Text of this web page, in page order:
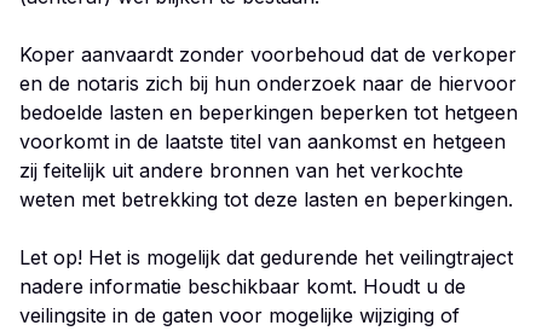
Koper aanvaardt zonder voorbehoud dat de verkoper
en de notaris zich bij hun onderzoek naar de hiervoor
bedoelde lasten en beperkingen beperken tot hetgeen
voorkomt in de laatste titel van aankomst en hetgeen
zij feitelijk uit andere bronnen van het verkochte
weten met betrekking tot deze lasten en beperkingen.
Let op! Het is mogelijk dat gedurende het veilingtraject
nadere informatie beschikbaar komt. Houdt u de
veilingsite in de gaten voor mogelijke wijziging of